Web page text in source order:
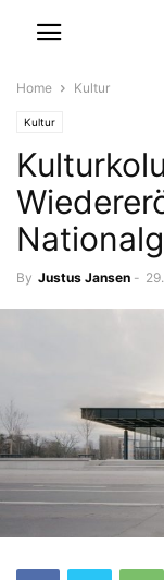
Home Kultur
Kultur
By Justus Jansen -